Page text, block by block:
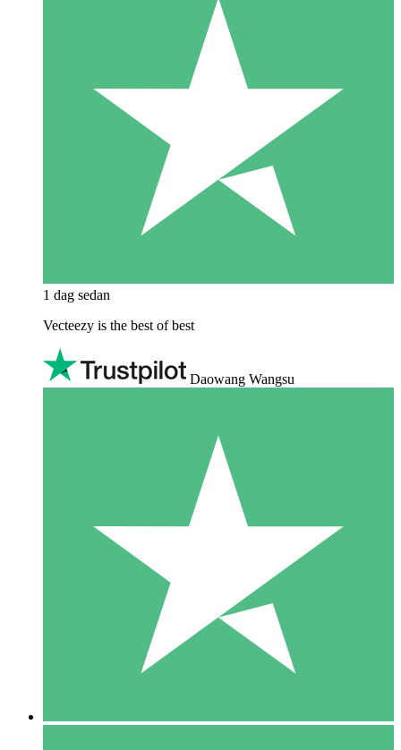
1 dag sedan
Vecteezy is the best of best
Daowang Wangsu